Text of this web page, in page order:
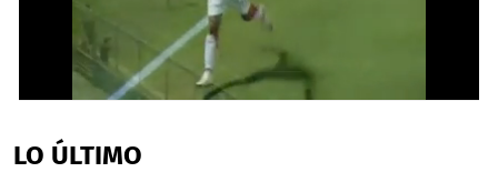
of
1
LO ÚLTIMO